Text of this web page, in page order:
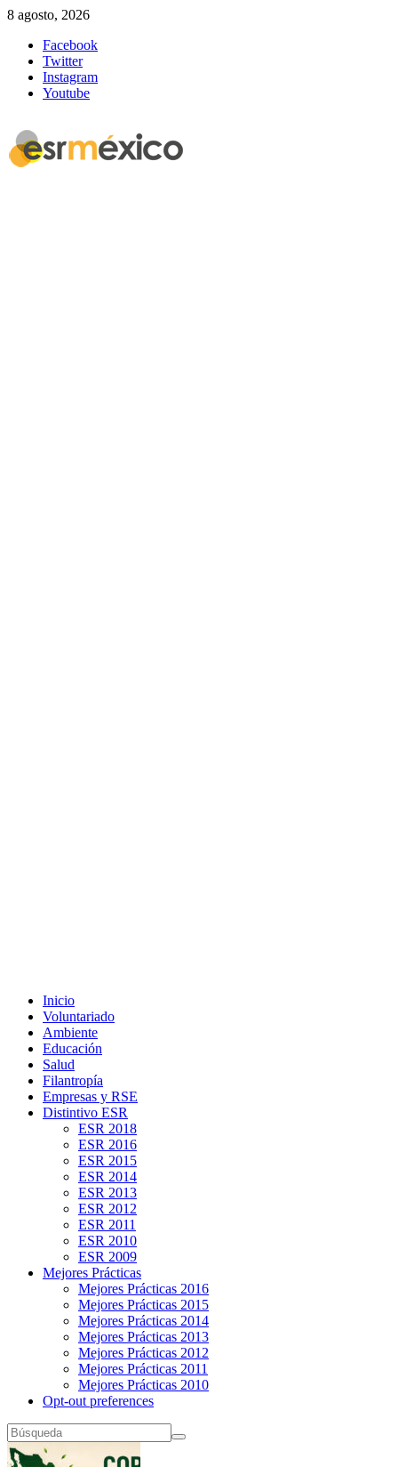
8 agosto, 2026
Facebook
Twitter
Instagram
Youtube
Inicio
Voluntariado
Ambiente
Educación
Salud
Filantropía
Empresas y RSE
Distintivo ESR
ESR 2018
ESR 2016
ESR 2015
ESR 2014
ESR 2013
ESR 2012
ESR 2011
ESR 2010
ESR 2009
Mejores Prácticas
Mejores Prácticas 2016
Mejores Prácticas 2015
Mejores Prácticas 2014
Mejores Prácticas 2013
Mejores Prácticas 2012
Mejores Prácticas 2011
Mejores Prácticas 2010
Opt-out preferences